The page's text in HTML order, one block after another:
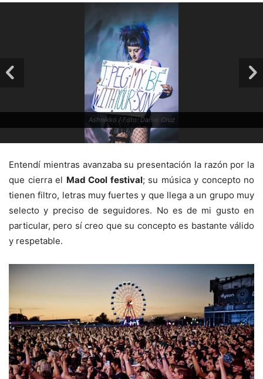
Ashnikko / Foto: Daniel Cruz
Entendí mientras avanzaba su presentación la razón por la
que cierra el Mad Cool festival; su música y concepto no
tienen filtro, letras muy fuertes y que llega a un grupo muy
selecto y preciso de seguidores. No es de mi gusto en
particular, pero sí creo que su concepto es bastante válido
y respetable.